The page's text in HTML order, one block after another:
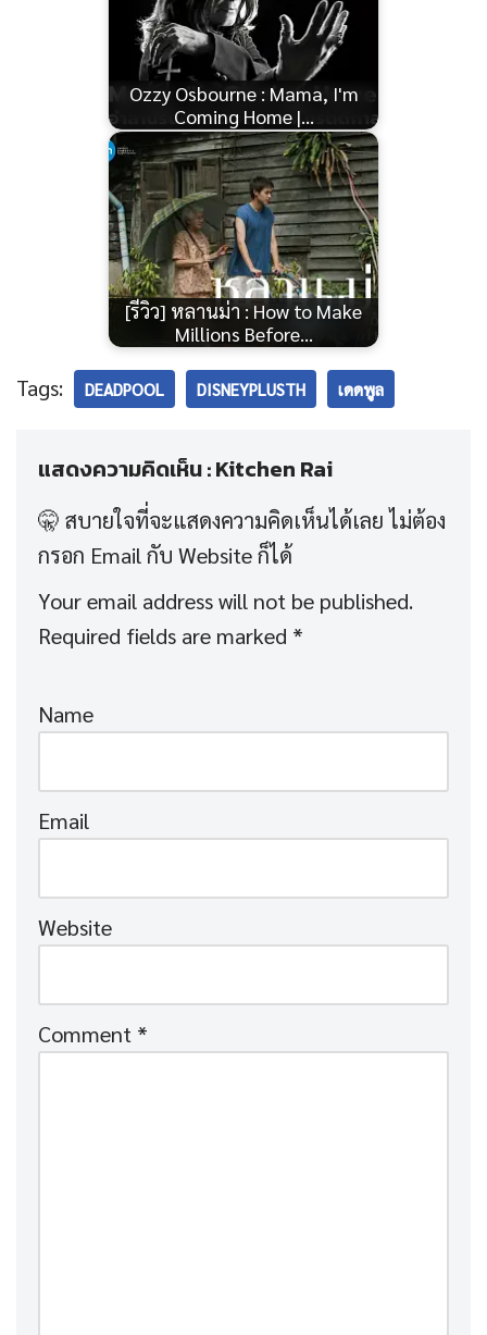
Ozzy Osbourne : Mama, I'm
Coming Home |…
[รีวิว] หลานม่า : How to Make
Millions Before…
Tags: DEADPOOL DISNEYPLUSTH เดดพูล
แสดงความคิดเห็น : Kitchen Rai
Your email address will not be published.
Required fields are marked *
Name
Email
Website
Comment *